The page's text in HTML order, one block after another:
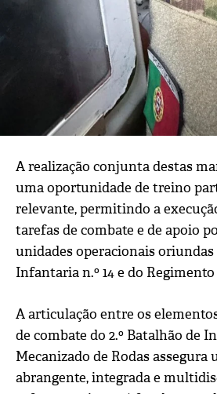
A realização conjunta destas
uma oportunidade de treino
relevante, permitindo a
tarefas de combate e de apoio
unidades operacionais oriundas
Infantaria n.º 14 e do Regimento
A articulação entre os
de combate do 2.º Batalhão de
Mecanizado de Rodas assegura
abrangente, integrada e